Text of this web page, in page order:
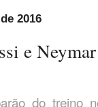
2016
e
do treino